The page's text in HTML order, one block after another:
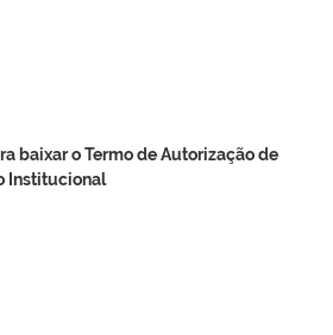
baixar o Termo de Autorização de
Institucional